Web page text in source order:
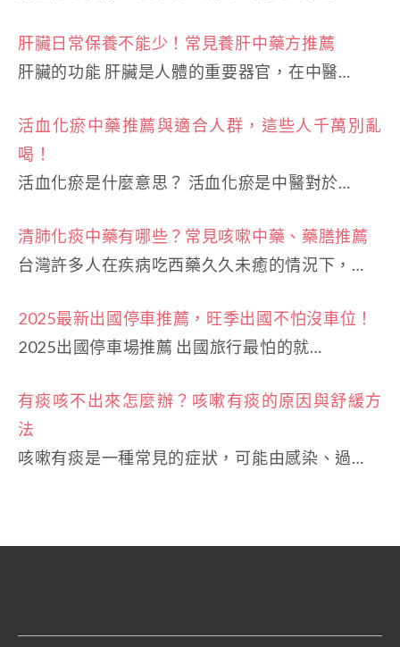
肝臟日常保養不能少！常見養肝中藥方推薦
肝臟的功能 肝臟是人體的重要器官，在中醫…
活血化瘀中藥推薦與適合人群，這些人千萬別亂
喝！
活血化瘀是什麼意思？ 活血化瘀是中醫對於…
清肺化痰中藥有哪些？常見咳嗽中藥、藥膳推薦
台灣許多人在疾病吃西藥久久未癒的情況下，…
2025最新出國停車推薦，旺季出國不怕沒車位！
2025出國停車場推薦 出國旅行最怕的就…
有痰咳不出來怎麼辦？咳嗽有痰的原因與舒緩方
法
咳嗽有痰是一種常見的症狀，可能由感染、過…